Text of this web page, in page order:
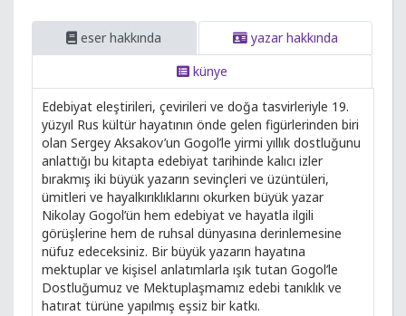
eser hakkında
yazar hakkında
künye
Edebiyat eleştirileri, çevirileri ve doğa tasvirleriyle 19.
yüzyıl Rus kültür hayatının önde gelen figürlerinden biri
olan Sergey Aksakov’un Gogol’le yirmi yıllık dostluğunu
anlattığı bu kitapta edebiyat tarihinde kalıcı izler
bırakmış iki büyük yazarın sevinçleri ve üzüntüleri,
ümitleri ve hayalkırıklıklarını okurken büyük yazar
Nikolay Gogol’ün hem edebiyat ve hayatla ilgili
görüşlerine hem de ruhsal dünyasına derinlemesine
nüfuz edeceksiniz. Bir büyük yazarın hayatına
mektuplar ve kişisel anlatımlarla ışık tutan Gogol’le
Dostluğumuz ve Mektuplaşmamız edebi tanıklık ve
hatırat türüne yapılmış eşsiz bir katkı.